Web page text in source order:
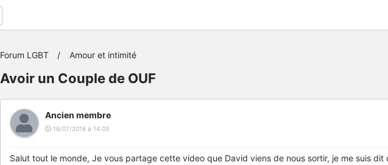
Forum LGBT Amour et intimité
Avoir un Couple de OUF
Ancien membre
16/07/2016 à 14:03
Salut tout le monde, Je vous partage cette video que David viens de nous sortir, je me suis dit